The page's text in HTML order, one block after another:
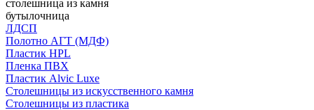
столешница из камня
бутылочница
ЛДСП
Полотно АГТ (МДФ)
Пластик HPL
Пленка ПВХ
Пластик Alvic Luxe
Столешницы из искусственного камня
Столешницы из пластика